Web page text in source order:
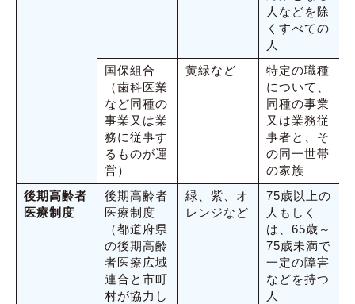
人などを除
くすべての
人
国保組合
（歯科医業
など同種の
事業又は業
務に従事す
るものが運
営）
黄緑など
特定の職種
について、
同種の事業
又は業務従
事者と、そ
の同一世帯
の家族
後期高齢者
医療制度
後期高齢者
医療制度
（都道府県
の後期高齢
者医療広域
連合と市町
村が協力し
緑、紫、オ
レンジなど
75歳以上の
人もしく
は、65歳～
75歳未満で
一定の障害
などを持つ
人